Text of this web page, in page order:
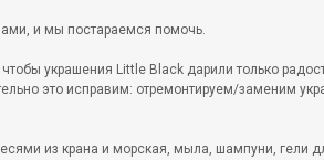
и мы постараемся помочь.
украшения Little Black дарили только
это исправим: отремонтируем/заменим
из крана и морская, мыла, шампуни, гели